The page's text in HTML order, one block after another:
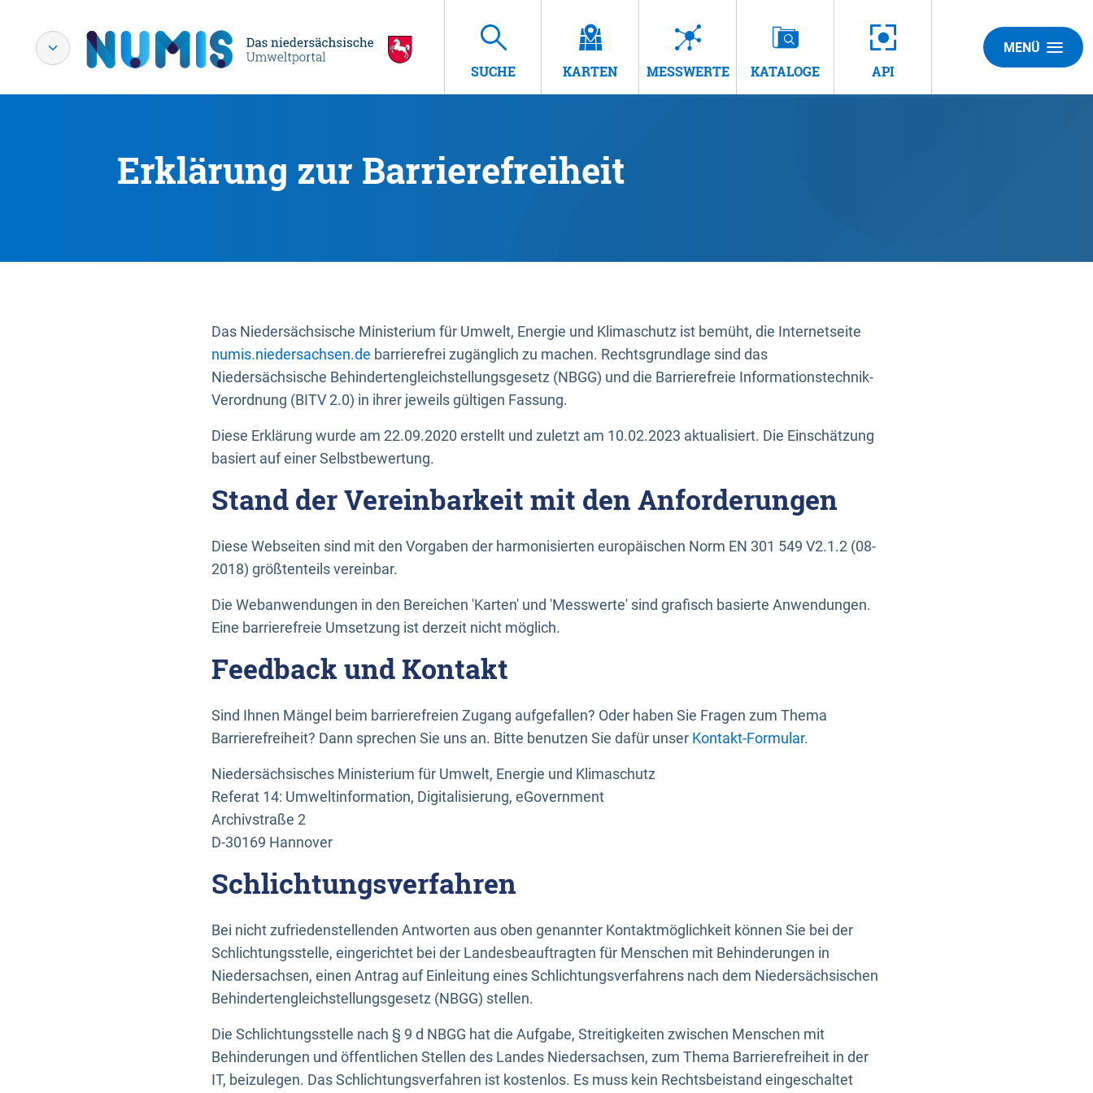
SUCHE KARTEN MESSWERTE KATALOGE API
MENÜ
Erklärung zur Barrierefreiheit
Das Niedersächsische Ministerium für Umwelt, Energie und Klimaschutz ist bemüht, die Internetseite
numis.niedersachsen.de barrierefrei zugänglich zu machen. Rechtsgrundlage sind das
Niedersächsische Behindertengleichstellungsgesetz (NBGG) und die Barrierefreie Informationstechnik-
Verordnung (BITV 2.0) in ihrer jeweils gültigen Fassung.
Diese Erklärung wurde am 22.09.2020 erstellt und zuletzt am 10.02.2023 aktualisiert. Die Einschätzung
basiert auf einer Selbstbewertung.
Stand der Vereinbarkeit mit den Anforderungen
Diese Webseiten sind mit den Vorgaben der harmonisierten europäischen Norm EN 301 549 V2.1.2 (08-
2018) größtenteils vereinbar.
Die Webanwendungen in den Bereichen 'Karten' und 'Messwerte' sind grafisch basierte Anwendungen.
Eine barrierefreie Umsetzung ist derzeit nicht möglich.
Feedback und Kontakt
Sind Ihnen Mängel beim barrierefreien Zugang aufgefallen? Oder haben Sie Fragen zum Thema
Barrierefreiheit? Dann sprechen Sie uns an. Bitte benutzen Sie dafür unser Kontakt-Formular.
Niedersächsisches Ministerium für Umwelt, Energie und Klimaschutz
Referat 14: Umweltinformation, Digitalisierung, eGovernment
Archivstraße 2
D-30169 Hannover
Schlichtungsverfahren
Bei nicht zufriedenstellenden Antworten aus oben genannter Kontaktmöglichkeit können Sie bei der
Schlichtungsstelle, eingerichtet bei der Landesbeauftragten für Menschen mit Behinderungen in
Niedersachsen, einen Antrag auf Einleitung eines Schlichtungsverfahrens nach dem Niedersächsischen
Behindertengleichstellungsgesetz (NBGG) stellen.
Die Schlichtungsstelle nach § 9 d NBGG hat die Aufgabe, Streitigkeiten zwischen Menschen mit
Behinderungen und öffentlichen Stellen des Landes Niedersachsen, zum Thema Barrierefreiheit in der
IT, beizulegen. Das Schlichtungsverfahren ist kostenlos. Es muss kein Rechtsbeistand eingeschaltet